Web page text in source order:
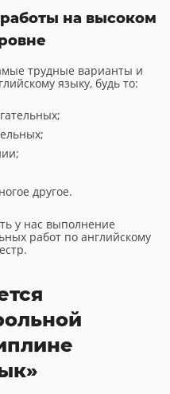
на высоком
трудные варианты и
языку, будь то:
другое.
у нас выполнение
работ по английскому